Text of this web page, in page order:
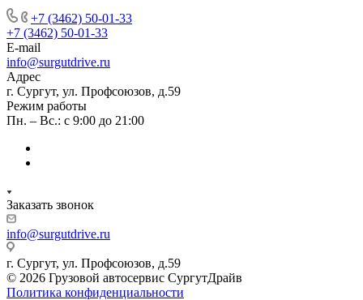
+7 (3462) 50-01-33
+7 (3462) 50-01-33
E-mail
info@surgutdrive.ru
Адрес
г. Сургут, ул. Профсоюзов, д.59
Режим работы
Пн. – Вс.: с 9:00 до 21:00
Заказать звонок
info@surgutdrive.ru
г. Сургут, ул. Профсоюзов, д.59
© 2026 Грузовой автосервис СургутДрайв
Политика конфиденциальности